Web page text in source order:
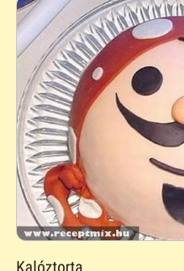
Kalóztorta